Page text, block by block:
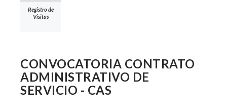
Registro de
Visitas
CONVOCATORIA CONTRATO
ADMINISTRATIVO DE
SERVICIO - CAS